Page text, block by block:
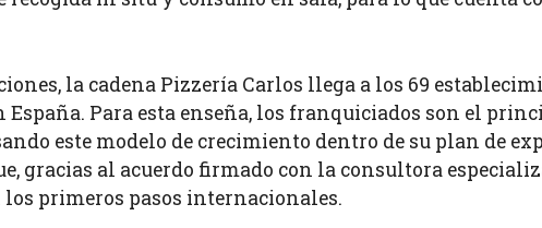
la cadena Pizzería Carlos llega a los 69
Para esta enseña, los franquiciados son el
este modelo de crecimiento dentro de su plan de
gracias al acuerdo firmado con la consultora
primeros pasos internacionales.